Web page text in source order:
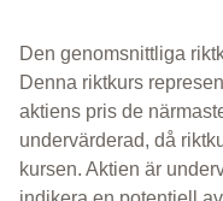
Den genomsnittliga
Denna riktkurs
aktiens pris de
undervärderad, då
kursen. Aktien är